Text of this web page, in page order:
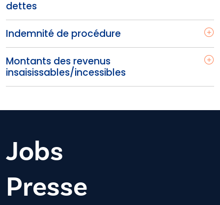
dettes
Indemnité de procédure
Montants des revenus
insaisissables/incessibles
Jobs
Presse